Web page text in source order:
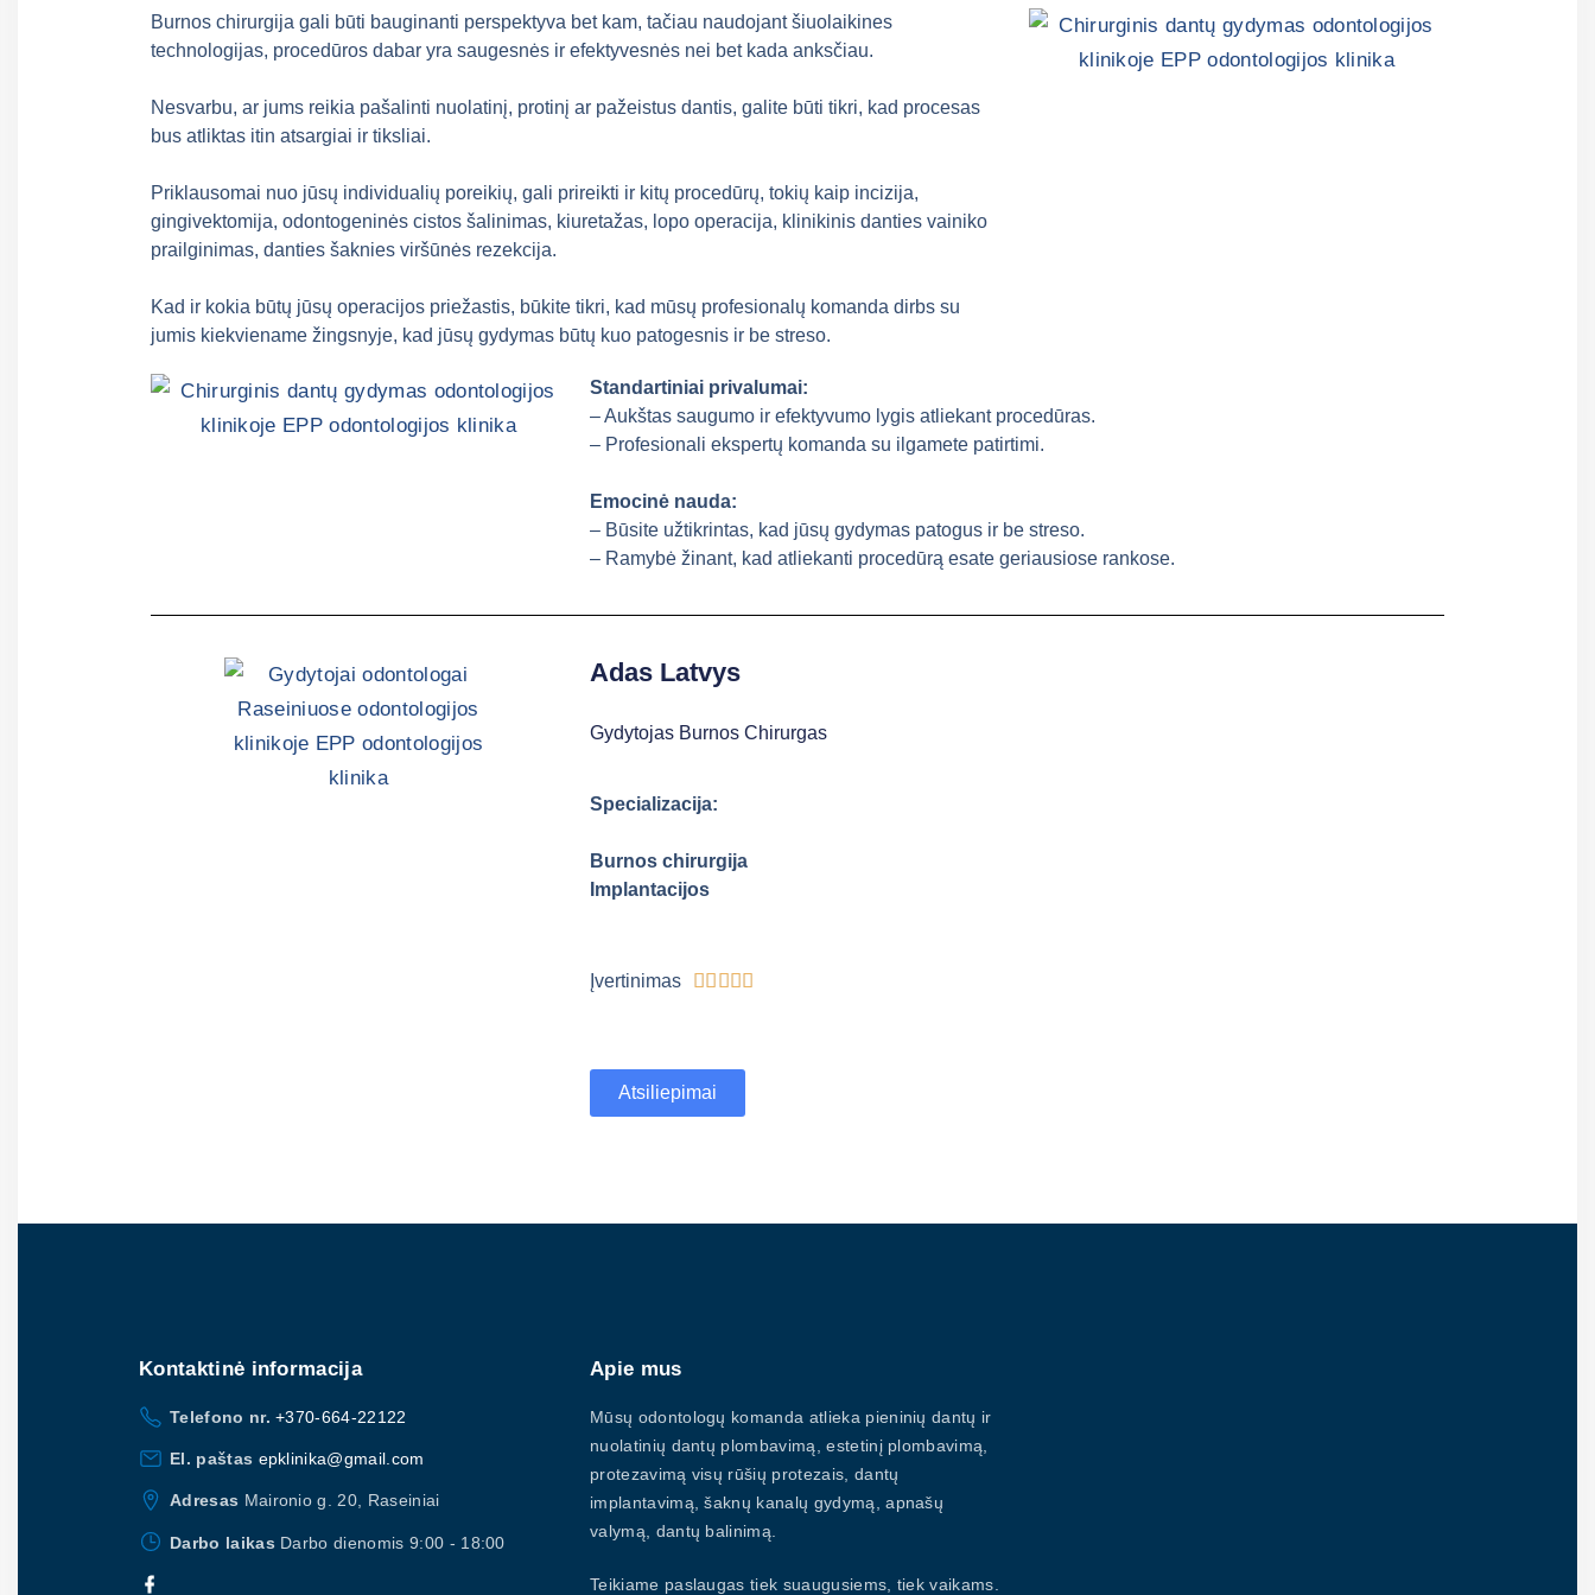
Vaikų dantų
gydymas
Burnos chirurgija gali būti bauginanti perspektyva bet kam, tačiau naudojant šiuolaikines
technologijas, procedūros dabar yra saugesnės ir efektyvesnės nei bet kada anksčiau.
Nesvarbu, ar jums reikia pašalinti nuolatinį, protinį ar pažeistus dantis, galite būti tikri, kad procesas
bus atliktas itin atsargiai ir tiksliai.
Priklausomai nuo jūsų individualių poreikių, gali prireikti ir kitų procedūrų, tokių kaip incizija,
gingivektomija, odontogeninės cistos šalinimas, kiuretažas, lopo operacija, klinikinis danties vainiko
prailginimas, danties šaknies viršūnės rezekcija.
Kad ir kokia būtų jūsų operacijos priežastis, būkite tikri, kad mūsų profesionalų komanda dirbs su
jumis kiekviename žingsnyje, kad jūsų gydymas būtų kuo patogesnis ir be streso.
Standartiniai privalumai:
– Aukštas saugumo ir efektyvumo lygis atliekant procedūras.
– Profesionali ekspertų komanda su ilgamete patirtimi.
Emocinė nauda:
– Būsite užtikrintas, kad jūsų gydymas patogus ir be streso.
– Ramybė žinant, kad atliekanti procedūrą esate geriausiose rankose.
Adas Latvys
Gydytojas Burnos Chirurgas
Specializacija:
Burnos chirurgija
Implantacijos
Įvertinimas 
Atsiliepimai
Kontaktinė informacija
Telefono nr. +370-664-22122
El. paštas epklinika@gmail.com
Adresas Maironio g. 20, Raseiniai
Darbo laikas Darbo dienomis 9:00 - 18:00
Apie mus
Mūsų odontologų komanda atlieka pieninių dantų ir
nuolatinių dantų plombavimą, estetinį plombavimą,
protezavimą visų rūšių protezais, dantų
implantavimą, šaknų kanalų gydymą, apnašų
valymą, dantų balinimą.
Teikiame paslaugas tiek suaugusiems, tiek vaikams.